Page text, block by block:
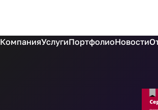
КомпанияУслугиПортфолиоНовости